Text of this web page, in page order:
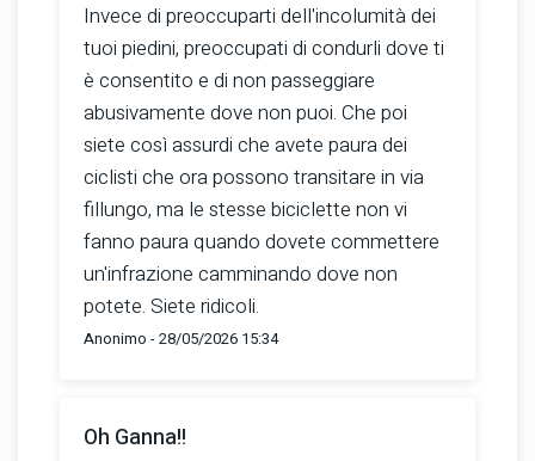
Invece di preoccuparti dell'incolumità dei
tuoi piedini, preoccupati di condurli dove ti
è consentito e di non passeggiare
abusivamente dove non puoi. Che poi
siete così assurdi che avete paura dei
ciclisti che ora possono transitare in via
fillungo, ma le stesse biciclette non vi
fanno paura quando dovete commettere
un'infrazione camminando dove non
potete. Siete ridicoli.
Anonimo - 28/05/2026 15:34
Oh Ganna!!